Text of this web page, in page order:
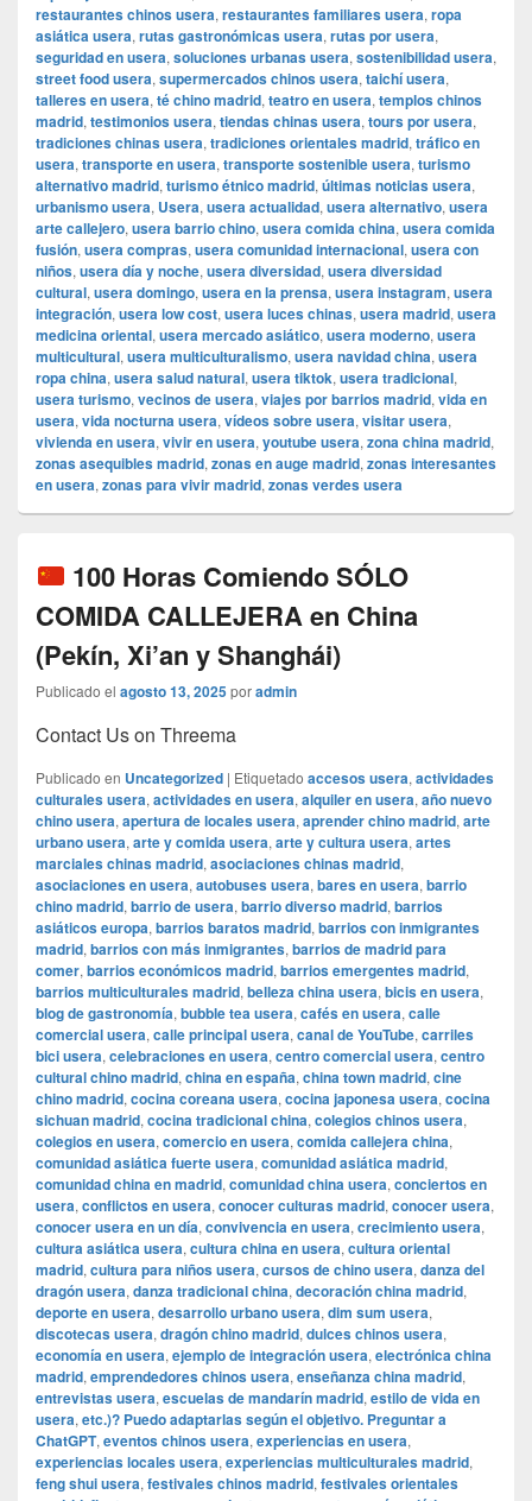
restaurantes chinos usera, restaurantes familiares usera, ropa
asiática usera, rutas gastronómicas usera, rutas por usera,
seguridad en usera, soluciones urbanas usera, sostenibilidad usera,
street food usera, supermercados chinos usera, taichí usera,
talleres en usera, té chino madrid, teatro en usera, templos chinos
madrid, testimonios usera, tiendas chinas usera, tours por usera,
tradiciones chinas usera, tradiciones orientales madrid, tráfico en
usera, transporte en usera, transporte sostenible usera, turismo
alternativo madrid, turismo étnico madrid, últimas noticias usera,
urbanismo usera, Usera, usera actualidad, usera alternativo, usera
arte callejero, usera barrio chino, usera comida china, usera comida
fusión, usera compras, usera comunidad internacional, usera con
niños, usera día y noche, usera diversidad, usera diversidad
cultural, usera domingo, usera en la prensa, usera instagram, usera
integración, usera low cost, usera luces chinas, usera madrid, usera
medicina oriental, usera mercado asiático, usera moderno, usera
multicultural, usera multiculturalismo, usera navidad china, usera
ropa china, usera salud natural, usera tiktok, usera tradicional,
usera turismo, vecinos de usera, viajes por barrios madrid, vida en
usera, vida nocturna usera, vídeos sobre usera, visitar usera,
vivienda en usera, vivir en usera, youtube usera, zona china madrid,
zonas asequibles madrid, zonas en auge madrid, zonas interesantes
en usera, zonas para vivir madrid, zonas verdes usera
100 Horas Comiendo SÓLO
COMIDA CALLEJERA en China
(Pekín, Xi’an y Shanghái)
Publicado el agosto 13, 2025poradmin
Contact Us on Threema
Publicado en Uncategorized | Etiquetado accesos usera, actividades
culturales usera, actividades en usera, alquiler en usera, año nuevo
chino usera, apertura de locales usera, aprender chino madrid, arte
urbano usera, arte y comida usera, arte y cultura usera, artes
marciales chinas madrid, asociaciones chinas madrid,
asociaciones en usera, autobuses usera, bares en usera, barrio
chino madrid, barrio de usera, barrio diverso madrid, barrios
asiáticos europa, barrios baratos madrid, barrios con inmigrantes
madrid, barrios con más inmigrantes, barrios de madrid para
comer, barrios económicos madrid, barrios emergentes madrid,
barrios multiculturales madrid, belleza china usera, bicis en usera,
blog de gastronomía, bubble tea usera, cafés en usera, calle
comercial usera, calle principal usera, canal de YouTube, carriles
bici usera, celebraciones en usera, centro comercial usera, centro
cultural chino madrid, china en españa, china town madrid, cine
chino madrid, cocina coreana usera, cocina japonesa usera, cocina
sichuan madrid, cocina tradicional china, colegios chinos usera,
colegios en usera, comercio en usera, comida callejera china,
comunidad asiática fuerte usera, comunidad asiática madrid,
comunidad china en madrid, comunidad china usera, conciertos en
usera, conflictos en usera, conocer culturas madrid, conocer usera,
conocer usera en un día, convivencia en usera, crecimiento usera,
cultura asiática usera, cultura china en usera, cultura oriental
madrid, cultura para niños usera, cursos de chino usera, danza del
dragón usera, danza tradicional china, decoración china madrid,
deporte en usera, desarrollo urbano usera, dim sum usera,
discotecas usera, dragón chino madrid, dulces chinos usera,
economía en usera, ejemplo de integración usera, electrónica china
madrid, emprendedores chinos usera, enseñanza china madrid,
entrevistas usera, escuelas de mandarín madrid, estilo de vida en
usera, etc.)? Puedo adaptarlas según el objetivo. Preguntar a
ChatGPT, eventos chinos usera, experiencias en usera,
experiencias locales usera, experiencias multiculturales madrid,
feng shui usera, festivales chinos madrid, festivales orientales